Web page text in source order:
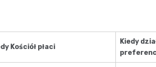
Kościół płaci
Kiedy